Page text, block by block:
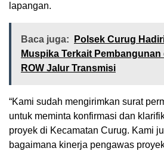
lapangan.
Baca juga:
Polsek Curug
Muspika Terkait
ROW Jalur Transmisi
“Kami sudah mengirimkan surat
untuk meminta konfirmasi dan
proyek di Kecamatan Curug. Kami
bagaimana kinerja pengawas